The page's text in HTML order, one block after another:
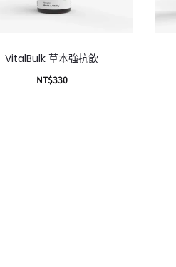
VitalBulk 草本強抗飲
NT$330